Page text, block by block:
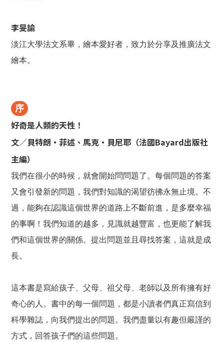
李旻諭
淡江大學法文系畢，繪本愛好者，致力於分享及推廣法文
繪本。
序
好奇是人類的天性！
文／貝特朗・菲述、馬克・貝尼耶（法國Bayard出版社
主編）
我們在很小的時候，就會開始問問題了。每個問題的答案
又會引發新的問題，我們對知識的渴望彷彿永無止境。不
過，能夠在認識這個世界的道路上不斷前進，是多麼幸福
的事啊！我們知道的越多，見識就越豐富，也更能了解我
們和這個世界的關係。提出問題並且尋找答案，這就是成
長。
這本書是寫給孩子、父母、祖父母、老師以及所有擁有好
奇心的人。書中的每一個問題，都是小讀者們真正寫信到
科學雜誌，向我們提出的問題。我們盡量以有趣但嚴謹的
方式，回答孩子們的這些問題。